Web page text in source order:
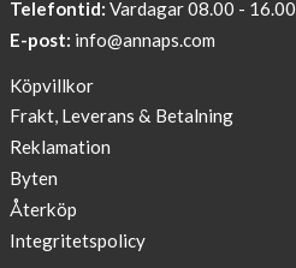
undisturbed
Blogger
on
AnnaPS.com
Report
from
congress
Telefontid: Vardagar 08.00 - 16.00
E-post: info@annaps.com
Köpvillkor
Frakt, Leverans & Betalning
Reklamation
Byten
Återköp
Integritetspolicy